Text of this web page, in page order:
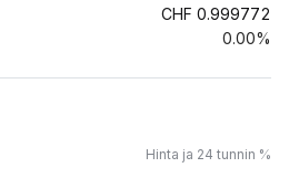
CHF 0.999772
0.00%
Hinta ja 24 tunnin %